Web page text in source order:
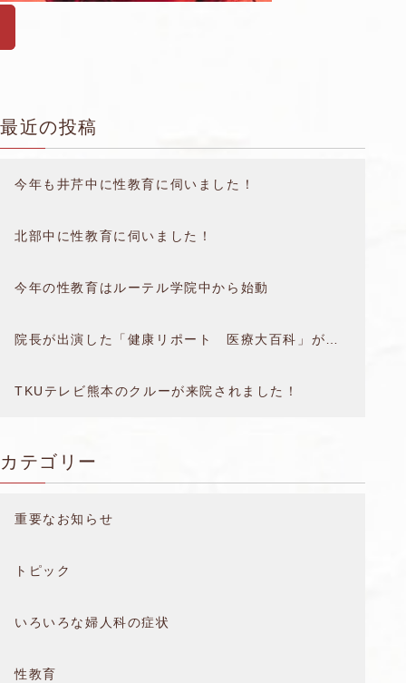
最近の投稿
今年も井芹中に性教育に伺いました！
北部中に性教育に伺いました！
今年の性教育はルーテル学院中から始動
TKUテレビ熊本のクルーが来院されました！
カテゴリー
重要なお知らせ
トピック
いろいろな婦人科の症状
性教育